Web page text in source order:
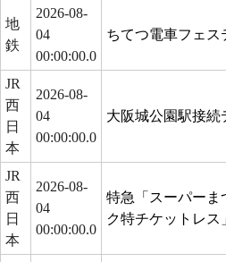
地
鉄
2026-08-
04
00:00:00.0
ちてつ電車フェス
JR
西
日
本
2026-08-
04
00:00:00.0
大阪城公園駅接続
JR
西
日
本
2026-08-
04
00:00:00.0
特急「スーパーま
ク特チケットレ